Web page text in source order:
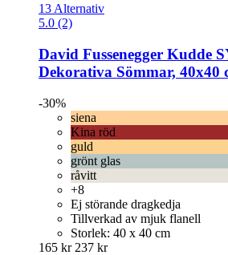
13 Alternativ
5.0 (2)
David Fussenegger Kudde
Dekorativa Sömmar, 40x40
-30%
siena
Kina röd
guld
grönt glas
råvitt
+8
Ej störande dragkedja
Tillverkad av mjuk flanell
Storlek: 40 x 40 cm
165 kr 237 kr